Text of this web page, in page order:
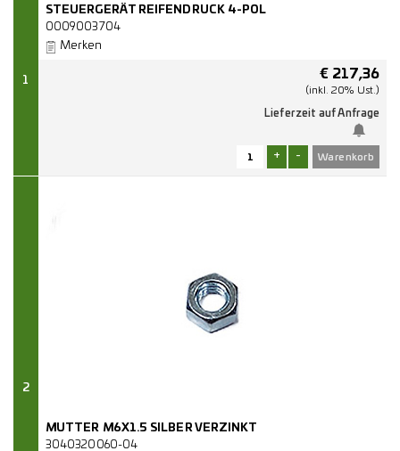
1
STEUERGERÄT REIFENDRUCK 4-POL
0009003704
Merken
€ 217,36
(inkl. 20% Ust.)
Lieferzeit auf Anfrage
+ -
2
MUTTER M6X1.5 SILBER VERZINKT
3040320060-04